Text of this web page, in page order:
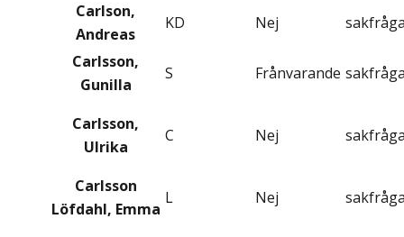
Carlson,
Andreas
KD Nej
Carlsson,
Gunilla
S Frånvarande
Carlsson,
Ulrika
C Nej
Carlsson
Löfdahl, Emma
L Nej